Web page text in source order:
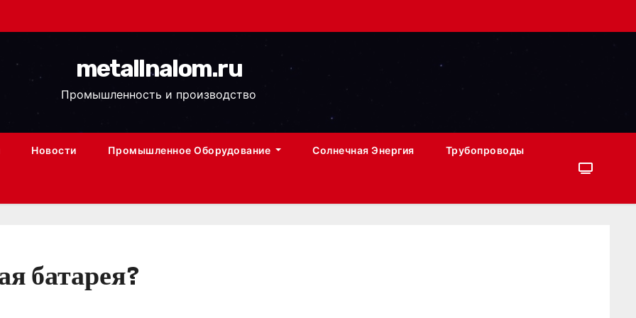
metallnalom.ru
Промышленность и производство
Новости Промышленное Оборудование Солнечная Энергия Трубопроводы
батарея?